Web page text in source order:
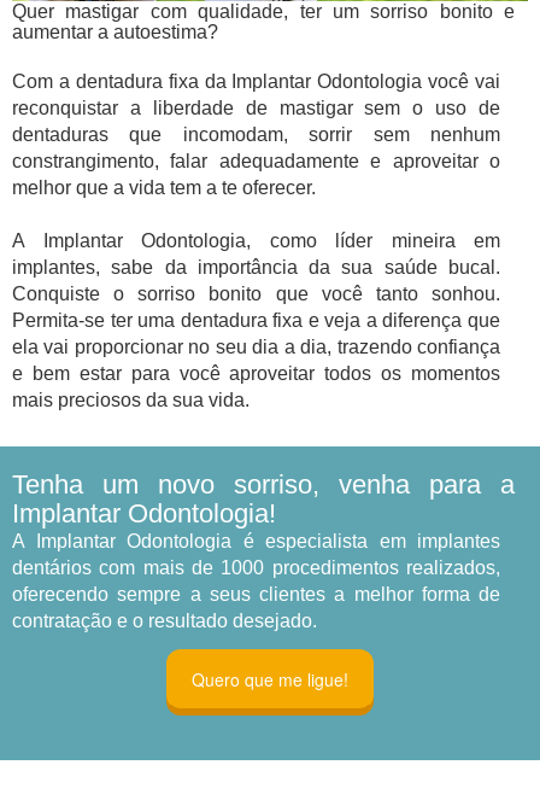
Quer mastigar com qualidade, ter um sorriso bonito e
aumentar a autoestima?
Com a dentadura fixa da Implantar Odontologia você vai
reconquistar a liberdade de mastigar sem o uso de
dentaduras que incomodam, sorrir sem nenhum
constrangimento, falar adequadamente e aproveitar o
melhor que a vida tem a te oferecer.
A Implantar Odontologia, como líder mineira em
implantes, sabe da importância da sua saúde bucal.
Conquiste o sorriso bonito que você tanto sonhou.
Permita-se ter uma dentadura fixa e veja a diferença que
ela vai proporcionar no seu dia a dia, trazendo confiança
e bem estar para você aproveitar todos os momentos
mais preciosos da sua vida.
Tenha um novo sorriso, venha para a
Implantar Odontologia!
A Implantar Odontologia é especialista em implantes
dentários com mais de 1000 procedimentos realizados,
oferecendo sempre a seus clientes a melhor forma de
contratação e o resultado desejado.
Quero que me ligue!